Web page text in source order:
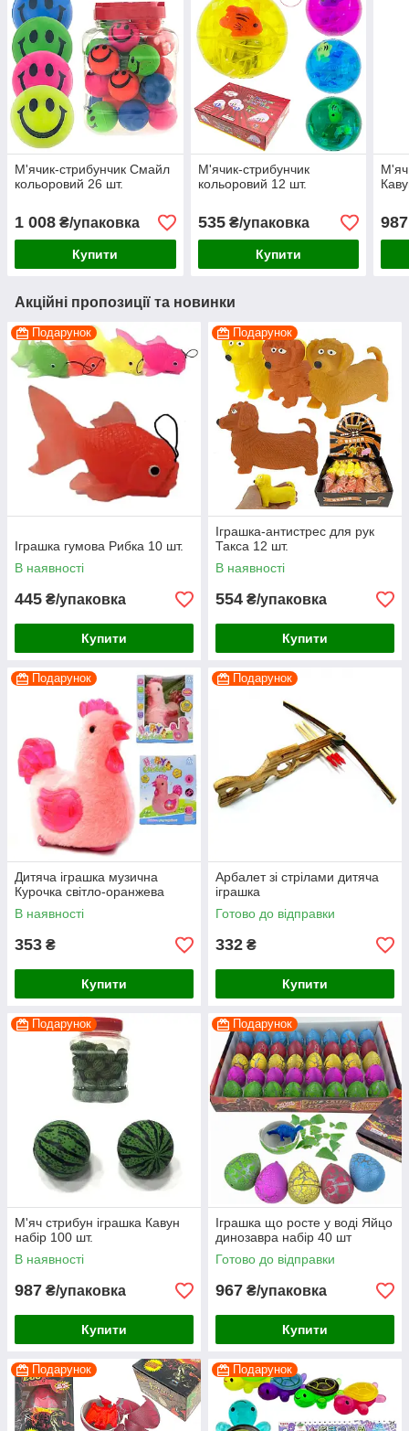
М'ячик-стрибунчик Смайл
кольоровий 26 шт.
1 008 ₴/упаковка
Купити
М'ячик-стрибунчик
кольоровий 12 шт.
535₴/упаковка
Купити
М'яч
987
Акційні пропозиції та новинки
Подарунок
Іграшка гумова Рибка 10 шт.
В наявності
445 ₴/упаковка
Купити
Подарунок
Іграшка-антистрес для рук
Такса 12 шт.
В наявності
554 ₴/упаковка
Купити
Подарунок
Дитяча іграшка музична
Курочка світло-оранжева
В наявності
353 ₴
Купити
Подарунок
Арбалет зі стрілами дитяча
іграшка
Готово до відправки
332 ₴
Купити
Подарунок
М'яч стрибун іграшка Кавун
набір 100 шт.
В наявності
987 ₴/упаковка
Купити
Подарунок
Іграшка що росте у воді Яйцо
динозавра набір 40 шт
Готово до відправки
967 ₴/упаковка
Купити
Подарунок Подарунок